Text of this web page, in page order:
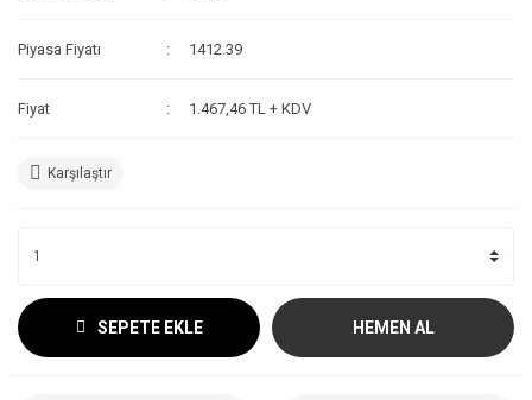
Piyasa Fiyatı 1412.39
Fiyat 1.467,46 TL + KDV
Karşılaştır
SEPETE EKLE HEMEN AL